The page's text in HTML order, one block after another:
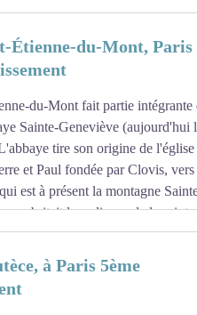
Bledegesile et son ami
abbé du monastère de
un moine appelé Babolenus ou
destinées de ce monastère
et de leur abbé Odon fuyant
disciple et ami de saint
alentour. (Gilles
1, 2004)
au Moyen-Âge un
premières à pratiquer la notation
nuit de la Saint-Jean (24 juin),
Étienne-du-Mont, Paris
du-Mont fait partie intégrante
Sainte-Geneviève (aujourd'hui
tire son origine de l'église
et Paul fondée par Clovis, vers
est à présent la montagne
abritait les reliques de la sainte
important de la ville. Au début
d'une nouvelle muraille pour
près de la muraille, en est
à Paris 5ème